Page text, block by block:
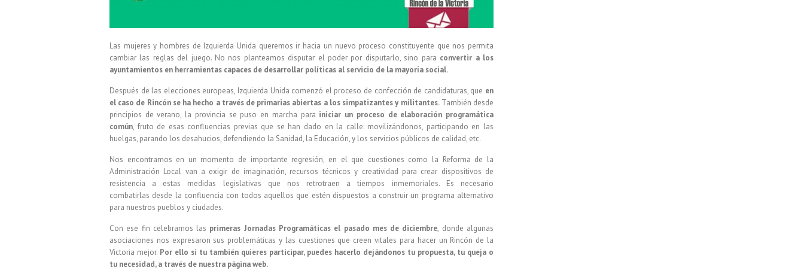
Las mujeres y hombres de Izquierda Unida queremos ir hacia un nuevo proceso constituyente que nos permita
cambiar las reglas del juego. No nos planteamos disputar el poder por disputarlo, sino para convertir a los
ayuntamientos en herramientas capaces de desarrollar políticas al servicio de la mayoría social.
Después de las elecciones europeas, Izquierda Unida comenzó el proceso de confección de candidaturas, que en
el caso de Rincón se ha hecho a través de primarias abiertas a los simpatizantes y militantes.También desde
principios de verano, la provincia se puso en marcha para iniciar un proceso de elaboración programática
común, fruto de esas confluencias previas que se han dado en la calle: movilizándonos, participando en las
huelgas, parando los desahucios, defendiendo la Sanidad, la Educación, y los servicios públicos de calidad, etc.
Nos encontramos en un momento de importante regresión, en el que cuestiones como la Reforma de la
Administración Local van a exigir de imaginación, recursos técnicos y creatividad para crear dispositivos de
resistencia a estas medidas legislativas que nos retrotraen a tiempos inmemoriales. Es necesario
combatirlas desde la confluencia con todos aquellos que estén dispuestos a construir un programa alternativo
para nuestros pueblos y ciudades.
Con ese fin celebramos las primeras Jornadas Programáticas el pasado mes de diciembre, donde algunas
asociaciones nos expresaron sus problemáticas y las cuestiones que creen vitales para hacer un Rincón de la
Victoria mejor. Por ello si tu también quieres participar, puedes hacerlo dejándonos tu propuesta, tu queja o
tu necesidad, a través de nuestra página web.